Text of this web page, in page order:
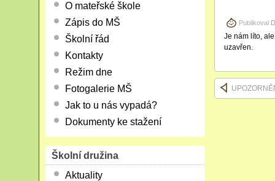
Publikoval
Je nám líto,
uzavřen.
O mateřské škole
Zápis do MŠ
Školní řád
Kontakty
Režim dne
Fotogalerie MŠ
Jak to u nás vypadá?
Dokumenty ke stažení
Školní družina
Aktuality